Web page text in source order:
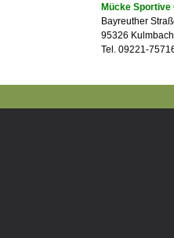
Mücke Sportive
Bayreuther
95326 Kulmbach
Tel. 09221-